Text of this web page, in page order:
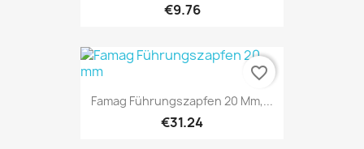
€9.76
Famag Führungszapfen 20 Mm,...
€31.24
favorite_border